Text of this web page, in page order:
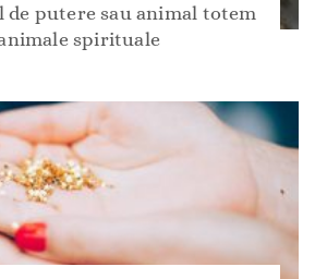
de putere sau animal totem
spirituale